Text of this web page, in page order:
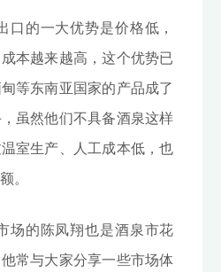
口的一大优势是价格低，
本越来越高，这个优势已
等东南亚国家的产品成了
虽然他们不具备酒泉这样
室生产、人工成本低，也
。
场的陈凤翔也是酒泉市花
常与大家分享一些市场体